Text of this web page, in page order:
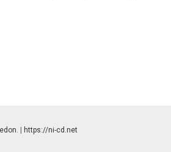
. | https://ni-cd.net